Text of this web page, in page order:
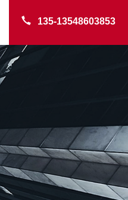
135-13548603853